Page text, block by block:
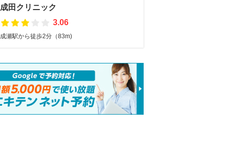
成田クリニック
3.06
成瀬駅から徒歩2分（83m)